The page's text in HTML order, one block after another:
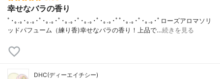
幸せなバラの香り
ﾟ･｡.｡･｡.｡･ﾟ･｡.｡･ﾟ･｡.｡･ﾟ･｡.｡･ﾟ･｡.｡･ﾟﾟ･｡.｡･ﾟ･｡.｡･ﾟローズアロマソリ
ッドパフューム（練り香)幸せなバラの香り！上品で…続きを見る
DHC(ディーエイチシー)